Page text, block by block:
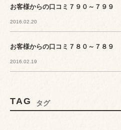
お客様からの口コミ７９０～７９９
2016.02.20
お客様からの口コミ７８０～７８９
2016.02.19
TAG タグ